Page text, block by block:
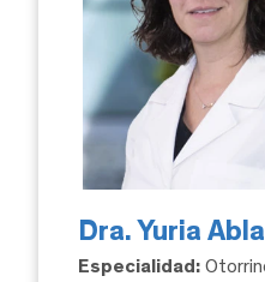
Dra. Yuria
Especialidad: